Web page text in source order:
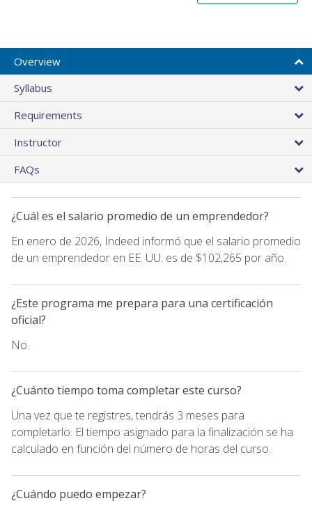
Overview
Syllabus
Requirements
Instructor
FAQs
¿Cuál es el salario promedio de un emprendedor?
En enero de 2026, Indeed informó que el salario promedio
de un emprendedor en EE. UU. es de $102,265 por año.
¿Este programa me prepara para una certificación
oficial?
No.
¿Cuánto tiempo toma completar este curso?
Una vez que te registres, tendrás 3 meses para
completarlo. El tiempo asignado para la finalización se ha
calculado en función del número de horas del curso.
¿Cuándo puedo empezar?